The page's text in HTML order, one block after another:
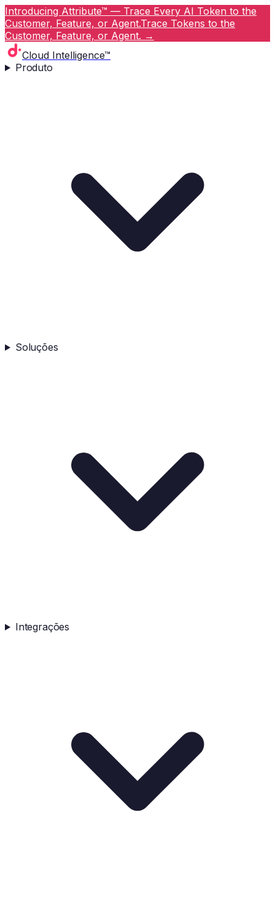
Introducing Attribute™ — Trace Every AI Token to the
Customer, Feature, or Agent.Trace Tokens to the
Customer, Feature, or Agent. →
Cloud Intelligence™
Produto
Soluções
Integrações